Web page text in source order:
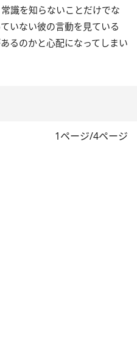
識を知らないことだけでな
いない彼の言動を見ている
るのかと心配になってしまい
1ページ/4ページ